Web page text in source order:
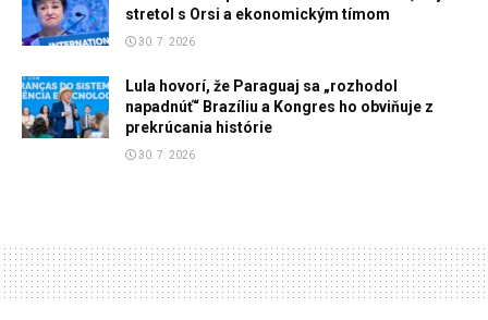
stretol s Orsi a ekonomickým tímom
30. 7. 2026
Lula hovorí, že Paraguaj sa „rozhodol
napadnúť“ Brazíliu a Kongres ho obviňuje z
prekrúcania histórie
30. 7. 2026